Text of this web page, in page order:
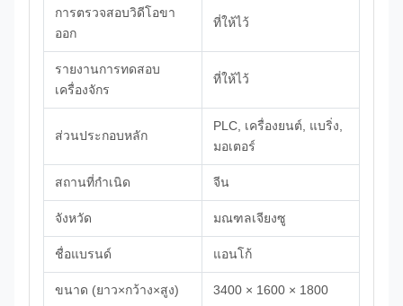
การตรวจสอบวิดีโอขา
ออก
ที่ให้ไว้
รายงานการทดสอบ
เครื่องจักร
ที่ให้ไว้
ส่วนประกอบหลัก
PLC, เครื่องยนต์, แบริ่ง,
มอเตอร์
สถานที่กำเนิด จีน
จังหวัด มณฑลเจียงซู
ชื่อแบรนด์ แอนโก้
ขนาด (ยาว×กว้าง×สูง) 3400 × 1600 × 1800